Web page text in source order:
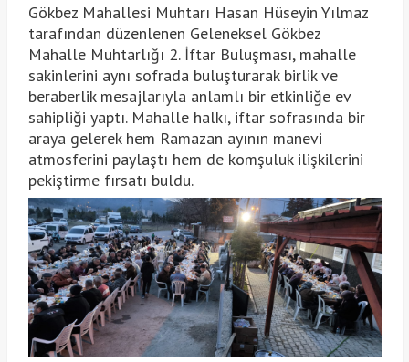
Gökbez Mahallesi Muhtarı Hasan Hüseyin Yılmaz
tarafından düzenlenen Geleneksel Gökbez
Mahalle Muhtarlığı 2. İftar Buluşması, mahalle
sakinlerini aynı sofrada buluşturarak birlik ve
beraberlik mesajlarıyla anlamlı bir etkinliğe ev
sahipliği yaptı. Mahalle halkı, iftar sofrasında bir
araya gelerek hem Ramazan ayının manevi
atmosferini paylaştı hem de komşuluk ilişkilerini
pekiştirme fırsatı buldu.